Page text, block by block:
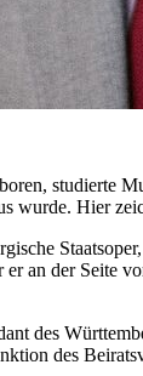
studierte
wurde. Hier
an der Seite
des
des